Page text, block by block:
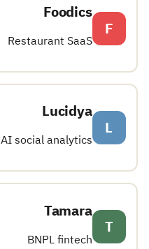
F
Foodics
Restaurant SaaS
L
Lucidya
AI social analytics
T
Tamara
BNPL fintech